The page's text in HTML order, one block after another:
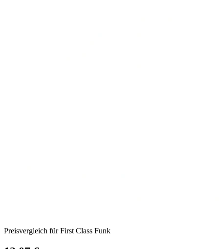
Preisvergleich für First Class Funk